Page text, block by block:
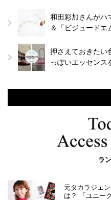
和田彩加さんがハ
＆「ビジュードエ
押さえておきたい
っぽいエッセンス
ラ
元タカラジェ
は？ 「ユニー